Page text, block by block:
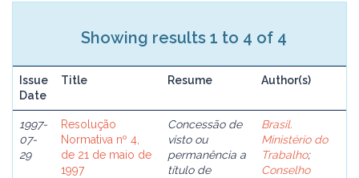
Showing results 1 to 4 of 4
Issue
Date
Title Resume Author(s)
1997-
07-
29
Resolução
Normativa nº 4,
de 21 de maio de
1997
Concessão de
visto ou
permanência a
título de
Brasil.
Ministério do
Trabalho;
Conselho